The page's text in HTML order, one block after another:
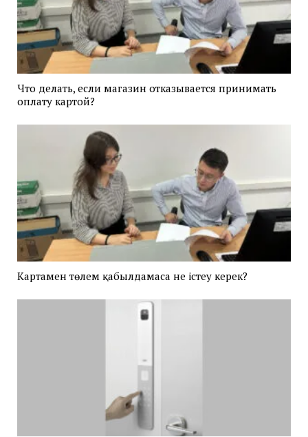
Что делать, если магазин отказывается принимать
оплату картой?
Картамен төлем қабылдамаса не істеу керек?